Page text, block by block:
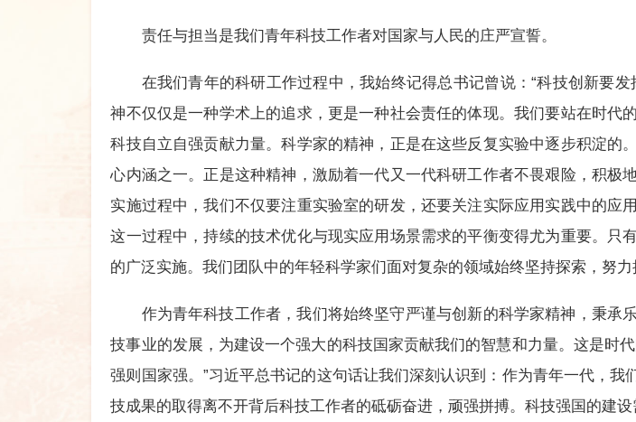
责任与担当是我们青年科技工作者对国家与人民的庄严宣誓。
在我们青年的科研工作过程中，我始终记得总书记曾说：“科技创新要
神不仅仅是一种学术上的追求，更是一种社会责任的体现。我们要站在时
科技自立自强贡献力量。科学家的精神，正是在这些反复实验中逐步积淀
心内涵之一。正是这种精神，激励着一代又一代科研工作者不畏艰险，积
实施过程中，我们不仅要注重实验室的研发，还要关注实际应用实践中的
这一过程中，持续的技术优化与现实应用场景需求的平衡变得尤为重要。只
的广泛实施。我们团队中的年轻科学家们面对复杂的领域始终坚持探索，努力
作为青年科技工作者，我们将始终坚守严谨与创新的科学家精神，秉
技事业的发展，为建设一个强大的科技国家贡献我们的智慧和力量。这是时
强则国家强。”习近平总书记的这句话让我们深刻认识到：作为青年一代，
技成果的取得离不开背后科技工作者的砥砺奋进，顽强拼搏。科技强国的建